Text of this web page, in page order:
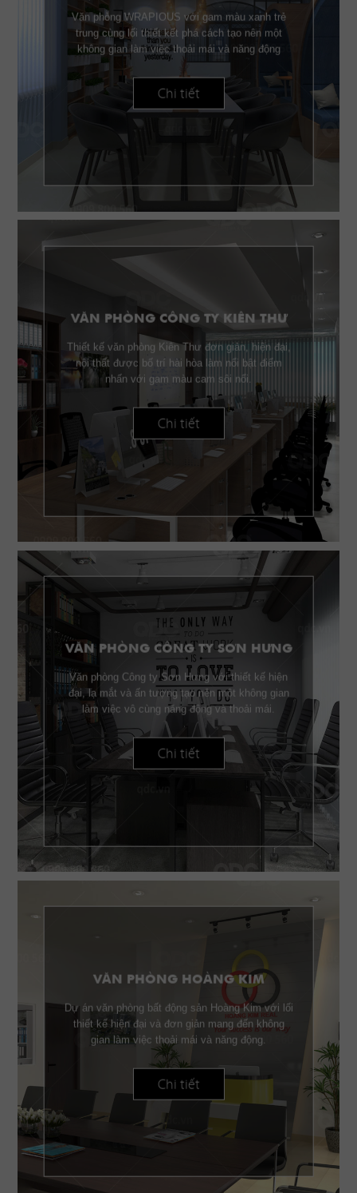
Văn phòng WRAPIOUS với gam màu xanh trẻ
trung cùng lối thiết kết phá cách tạo nên một
không gian làm việc thoải mái và năng động
Chi tiết
VĂN PHÒNG CÔNG TY KIÊN THƯ
Thiết kế văn phòng Kiên Thư đơn giản, hiện đại,
nội thất được bố trí hài hòa làm nổi bật điểm
nhấn với gam màu cam sôi nổi.
Chi tiết
VĂN PHÒNG CÔNG TY SƠN HƯNG
Văn phòng Công ty Sơn Hưng với thiết kế hiện
đại, lạ mắt và ấn tượng tạo nên một không gian
làm việc vô cùng năng động và thoải mái.
Chi tiết
VĂN PHÒNG HOÀNG KIM
Dự án văn phòng bất động sản Hoàng Kim với lối
thiết kế hiện đại và đơn giản mang đến không
gian làm việc thoải mái và năng động.
Chi tiết